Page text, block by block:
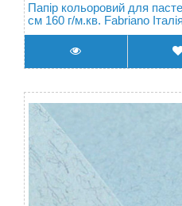
Папір кольоровий для
см 160 г/м.кв. Fabriano Італія